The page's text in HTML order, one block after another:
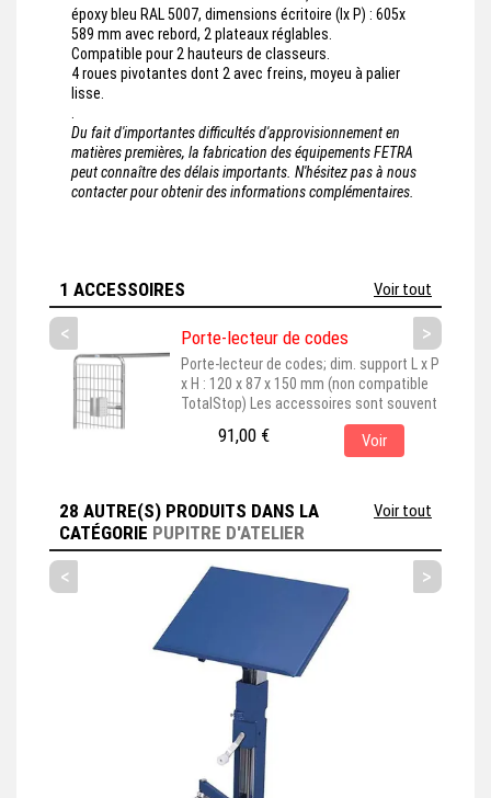
époxy bleu RAL 5007, dimensions écritoire (lx P) : 605x
589 mm avec rebord, 2 plateaux réglables.
Compatible pour 2 hauteurs de classeurs.
4 roues pivotantes dont 2 avec freins, moyeu à palier
lisse.
.
Du fait d'importantes difficultés d'approvisionnement en
matières premières, la fabrication des équipements FETRA
peut connaître des délais importants. N'hésitez pas à nous
contacter pour obtenir des informations complémentaires.
1 ACCESSOIRES Voir tout
< >
Porte-lecteur de codes
Porte-lecteur de codes; dim. support L x P
x H : 120 x 87 x 150 mm (non compatible
TotalStop) Les accessoires sont souvent
représentés montés sur leur produit de
base, pour une meilleure visualisation. En
choisissant cet accessoire, assurez-vous
que vous avez sélectionné. Cet
accessoire est couramment...
91,00 € Voir
28 AUTRE(S) PRODUITS DANS LA
CATÉGORIE PUPITRE D'ATELIER
Voir tout
< >